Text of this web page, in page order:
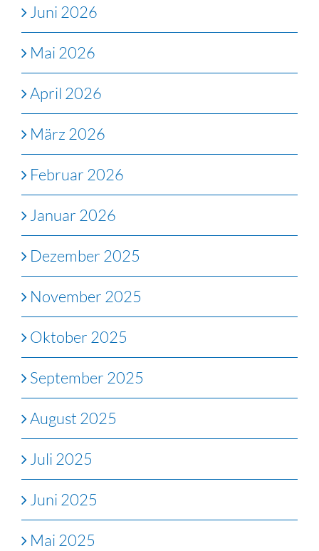
Juni 2026
Mai 2026
April 2026
März 2026
Februar 2026
Januar 2026
Dezember 2025
November 2025
Oktober 2025
September 2025
August 2025
Juli 2025
Juni 2025
Mai 2025